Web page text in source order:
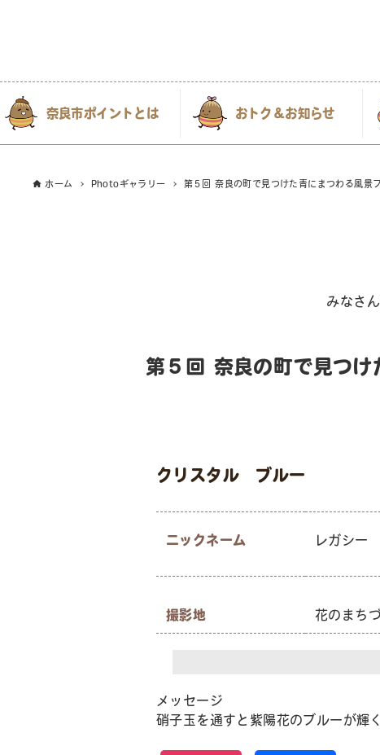
奈良市ポイントとは おトク＆お知らせ
ホーム Photoギャラリー 第５回 奈良の町で見つけた青にまつわる風景
みなさ
第５回 奈良の町で見つ
クリスタル ブルー
ニックネーム レガシー
撮影地 花のまち
メッセージ
硝子玉を通すと紫陽花のブルーが輝